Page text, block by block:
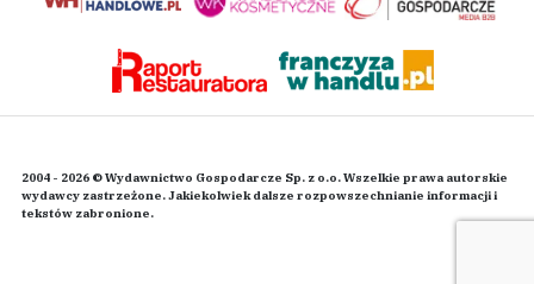
2004 - 2026 © Wydawnictwo Gospodarcze Sp. z o.o. Wszelkie prawa autorskie
wydawcy zastrzeżone. Jakiekolwiek dalsze rozpowszechnianie informacji i
tekstów zabronione.